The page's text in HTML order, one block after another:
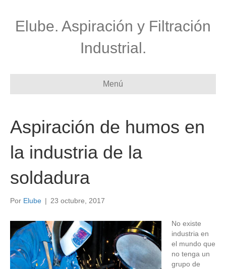
Elube. Aspiración y Filtración
Industrial.
Menú
Aspiración de humos en
la industria de la
soldadura
Por Elube | 23 octubre, 2017
No existe
industria en
el mundo que
no tenga un
grupo de